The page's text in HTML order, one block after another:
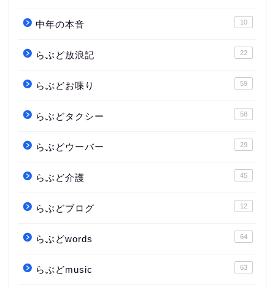
中年の本音 10
らぶど放浪記 22
らぶどお喋り 59
らぶどタクシー 58
らぶどウーバー 29
らぶど介護 45
らぶどブログ 12
らぶどwords 64
らぶどmusic 63